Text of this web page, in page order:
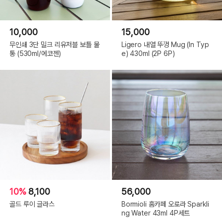
10,000
무인쇄 3단 밀크 리유저블 보틀 물
통 (530ml/에코젠)
15,000
Ligero 내열 뚜껑 Mug (In Typ
e) 430ml (2P 6P)
10% 8,100
골드 루이 글라스
56,000
Bormioli 홈카페 오로라 Sparkli
ng Water 43ml 4P세트